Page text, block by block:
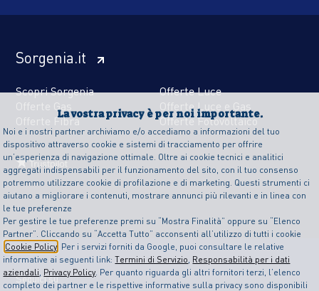
La vostra privacy è per noi importante.
Noi e i nostri partner archiviamo e/o accediamo a informazioni del tuo
dispositivo attraverso cookie e sistemi di tracciamento per offrire
un’esperienza di navigazione ottimale. Oltre ai cookie tecnici e analitici
aggregati indispensabili per il funzionamento del sito, con il tuo consenso
potremmo utilizzare cookie di profilazione e di marketing. Questi strumenti ci
aiutano a migliorare i contenuti, mostrare annunci più rilevanti e in linea con
le tue preferenze
Per gestire le tue preferenze premi su “Mostra Finalità” oppure su “Elenco
Partner”. Cliccando su “Accetta Tutto” acconsenti all’utilizzo di tutti i cookie
Cookie Policy . Per i servizi forniti da Google, puoi consultare le relative
informative ai seguenti link:Termini di Servizio, Responsabilità per i dati
aziendali, Privacy Policy. Per quanto riguarda gli altri fornitori terzi, l’elenco
completo dei partner e le rispettive informative sulla privacy sono disponibili
Sorgenia.it
Scopri Sorgenia
Offerte Luce
Offerte Gas
Offerte Luce e Gas
Offerte Fibra
Offerte Fotovoltaico
Seguici su